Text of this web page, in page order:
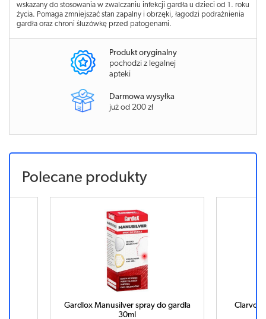
wskazany do stosowania w zwalczaniu infekcji gardła u dzieci od 1. roku
życia. Pomaga zmniejszać stan zapalny i obrzęki, łagodzi podrażnienia
gardła oraz chroni śluzówkę przed patogenami.
Produkt oryginalny
pochodzi z legalnej
apteki
Darmowa wysyłka
już od 200 zł
Polecane produkty
Gardlox Manusilver spray do gardła
30ml
Clarvox